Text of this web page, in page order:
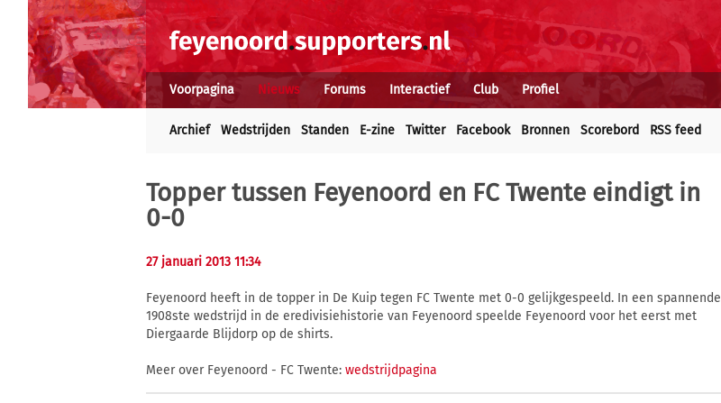
Voorpagina Nieuws Forums Interactief Club Profiel
Archief Wedstrijden Standen E-zine Twitter Facebook Bronnen Scorebord RSS feed
Topper tussen Feyenoord en FC Twente eindigt in
0-0
27 januari 2013 11:34
Feyenoord heeft in de topper in De Kuip tegen FC Twente met 0-0 gelijkgespeeld. In een spannende
1908ste wedstrijd in de eredivisiehistorie van Feyenoord speelde Feyenoord voor het eerst met
Diergaarde Blijdorp op de shirts.
Meer over Feyenoord - FC Twente: wedstrijdpagina